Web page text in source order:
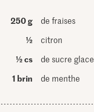
250 g
de fraises
½
citron
½ cs
de sucre glace
1 brin
de menthe